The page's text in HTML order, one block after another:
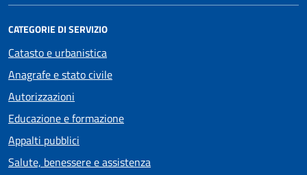
CATEGORIE DI SERVIZIO
Catasto e urbanistica
Anagrafe e stato civile
Autorizzazioni
Educazione e formazione
Appalti pubblici
Salute, benessere e assistenza